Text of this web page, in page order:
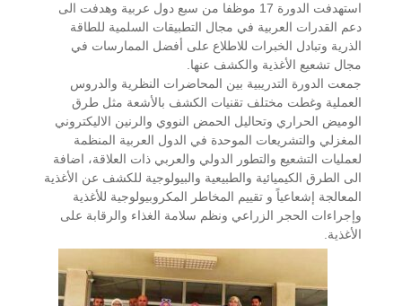
استهدفت الدورة 17 موظفا من سبع دول عربية وهدفت الى
دعم القدرات العربية في مجال التطبيقات السلمية للطاقة
الذرية وتبادل الخبرات للاطلاع على أفضل الممارسات في
مجال تشعيع الأغذية والكشف عنها.
جمعت الدورة التدريبية بين المحاضرات النظرية والدروس
العملية وغطت مختلف تقنيات الكشف بالأشعة مثل طرق
الوميض الحراري وتحاليل الحمض النووي والرنين الاليكتروني
المغزلي والتشريعات الموحدة في الدول العربية المنظمة
لعمليات التشعيع والتطور الدولي والعربي ذات العلاقة، اضافة
الى الطرق الكيميائية والطبيعية والبيولوجية للكشف عن الأغذية
المعالجة إشعاعياً و تقييم المخاطر المكروبيولوجية للأغذية
وإجراءات الحجر الزراعي ونظم سلامة الغذاء والرقابة على
الأغذية.